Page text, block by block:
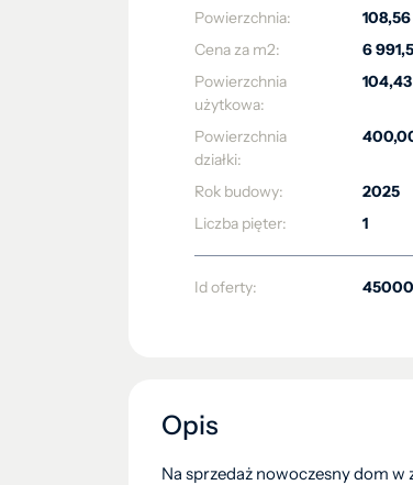
Powierzchnia:
Cena za m2:
6
Powierzchnia
użytkowa:
Powierzchnia
działki:
Rok budowy:
2025
Liczba pięter:
1
Id oferty:
Opis
Na sprzedaż nowoczesny dom